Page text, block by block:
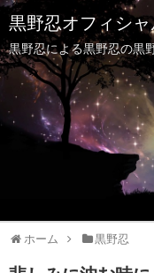
黒野忍オフィシ
黒野忍による黒野忍の黒
ホーム 黒野忍